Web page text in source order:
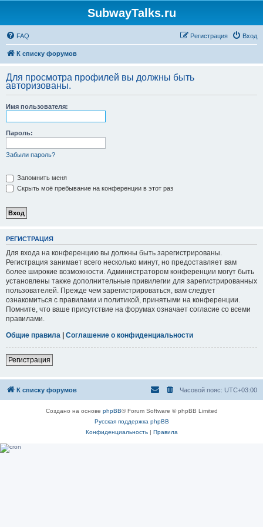
SubwayTalks.ru
FAQ Вход
Регистрация
К списку форумов
Для просмотра профилей вы должны быть
авторизованы.
Имя пользователя:
Пароль:
Забыли пароль?
Запомнить меня
Скрыть моё пребывание на конференции в этот раз
РЕГИСТРАЦИЯ
Для входа на конференцию вы должны быть зарегистрированы.
Регистрация занимает всего несколько минут, но предоставляет вам
более широкие возможности. Администратором конференции могут быть
установлены также дополнительные привилегии для зарегистрированных
пользователей. Прежде чем зарегистрироваться, вам следует
ознакомиться с правилами и политикой, принятыми на конференции.
Помните, что ваше присутствие на форумах означает согласие со всеми
правилами.
Общие правила | Соглашение о конфиденциальности
Регистрация
К списку форумов Часовой пояс: UTC+03:00
Создано на основе phpBB® Forum Software © phpBB Limited
Русская поддержка phpBB
Конфиденциальность| Правила